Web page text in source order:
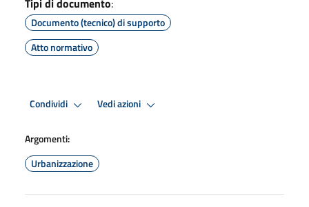
Documento (tecnico) di supporto
Atto normativo
Condividi Vedi azioni
Argomenti:
Urbanizzazione